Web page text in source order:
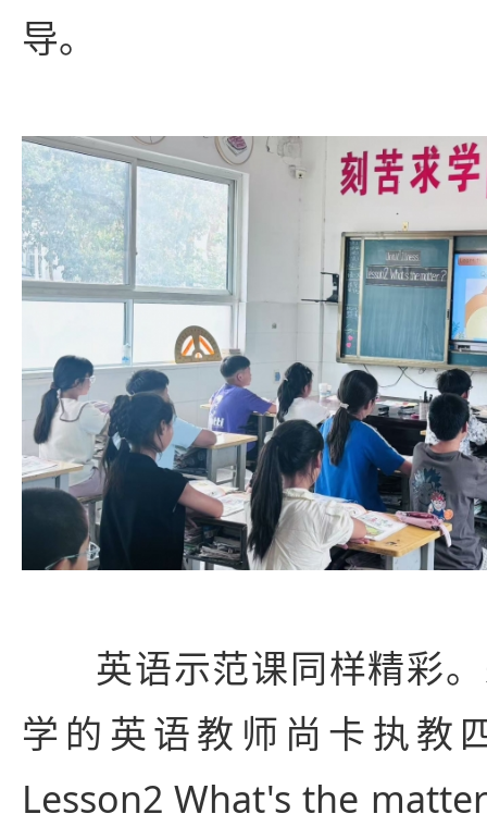
导。
英语示范课同样精彩
学的英语教师尚卡执教
Lesson2 What's the